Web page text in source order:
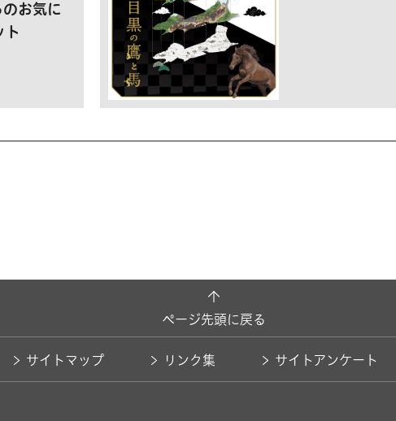
のお気に
ト
ページ先頭に戻る
サイトマップ リンク集 サイトアンケート